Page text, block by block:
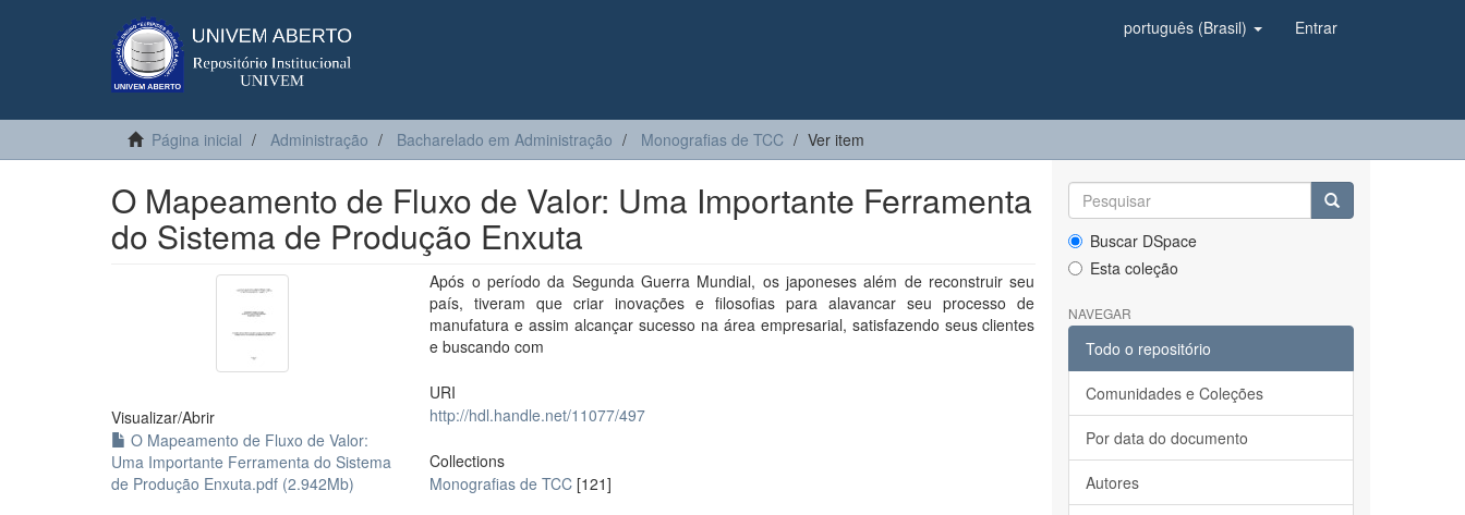
português (Brasil) Entrar
Página inicial Administração Bacharelado em Administração Monografias de TCC Ver item
O Mapeamento de Fluxo de Valor: Uma Importante Ferramenta
do Sistema de Produção Enxuta
Visualizar/Abrir
O Mapeamento de Fluxo de Valor:
Uma Importante Ferramenta do Sistema
de Produção Enxuta.pdf (2.942Mb)
Após o período da Segunda Guerra Mundial, os japoneses além de reconstruir seu
país, tiveram que criar inovações e filosofias para alavancar seu processo de
manufatura e assim alcançar sucesso na área empresarial, satisfazendo seus clientes
e buscando com
URI
http://hdl.handle.net/11077/497
Collections
Monografias de TCC [121]
Buscar DSpace
Esta coleção
NAVEGAR
Todo o repositório
Comunidades e Coleções
Por data do documento
Autores